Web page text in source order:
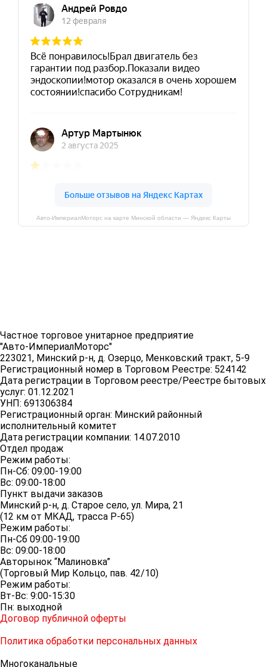
Авто-ИмпериалМоторс на карте Минской области — Яндекс Карты
Частное торговое унитарное предприятие
"Авто-ИмпериалМоторс"
223021, Минский р-н, д. Озерцо, Менковский тракт, 5-9
Регистрационный номер в Торговом Реестре: 524142
Дата регистрации в Торговом реестре/Реестре бытовых
услуг: 01.12.2021
УНП: 691306384
Регистрационный орган: Минский районный
исполнительный комитет
Дата регистрации компании: 14.07.2010
Отдел продаж
Режим работы:
Пн-Сб: 09:00-19:00
Вс: 09:00-18:00
Пункт выдачи заказов
Минский р-н, д. Старое село, ул. Мира, 21
(12 км от МКАД, трасса P-65)
Режим работы:
Пн-Сб 09:00-19:00
Вс: 09:00-18:00
Авторынок “Малиновка”
(Торговый Мир Кольцо, пав. 42/10)
Режим работы:
Вт-Вс: 9:00-15:30
Пн: выходной
Договор публичной оферты
Политика обработки персональных данных
Многоканальные